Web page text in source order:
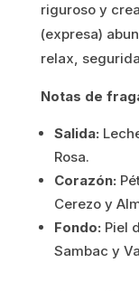
riguroso y
(expresa)
relax,
Notas de
Salida:
Rosa.
Corazón:
Cerezo y
Fondo: Piel
Sambac y